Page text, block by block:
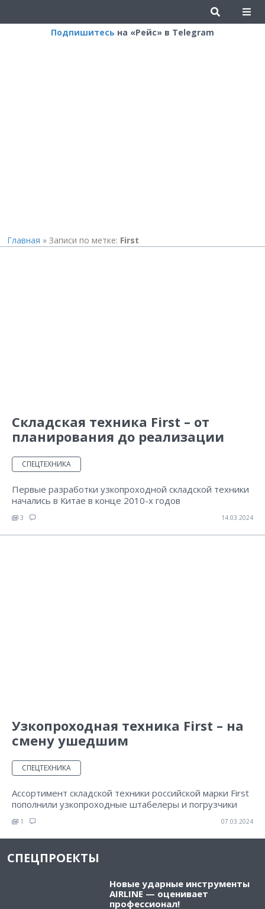
Подпишитесь на «Рейс» в Telegram
Главная » Записи по метке: First
Складская техника First – от
планирования до реализации
СПЕЦТЕХНИКА
Первые разработки узкопроходной складской техники
начались в Китае в конце 2010-х годов
3 14.03.2024
Узкопроходная техника First – на
смену ушедшим
СПЕЦТЕХНИКА
Ассортимент складской техники российской марки First
пополнили узкопроходные штабелеры и погрузчики
1 07.03.2024
СПЕЦПРОЕКТЫ
Новые ударные инструменты
AIRLINE — оценивает
профессионал!